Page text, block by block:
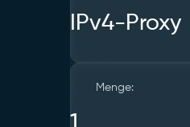
IPv4-Proxy
Menge: